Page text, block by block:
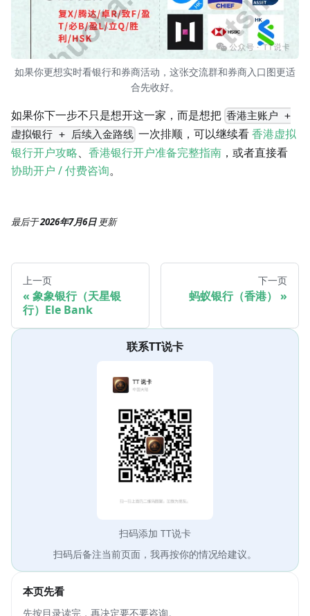
如果你更想实时看银行和券商活动，这张交流群和券商入口图更适
合先收好。
如果你下一步不只是想开这一家，而是想把 香港主账户 +
虚拟银行 + 后续入金路线 一次排顺，可以继续看香港虚拟
银行开户攻略、 香港银行开户准备完整指南 ，或者直接看
协助开户 / 付费咨询。
最后于2026年7月6日 更新
上一页
象象银行（天星银
行）Ele Bank
下一页
蚂蚁银行（香港）
联系TT说卡
扫码添加 TT说卡
扫码后备注当前页面，我再按你的情况给建议。
本页先看
先按目录读完，再决定要不要咨询。